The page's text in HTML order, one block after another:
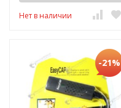
Нет в наличии
-21%